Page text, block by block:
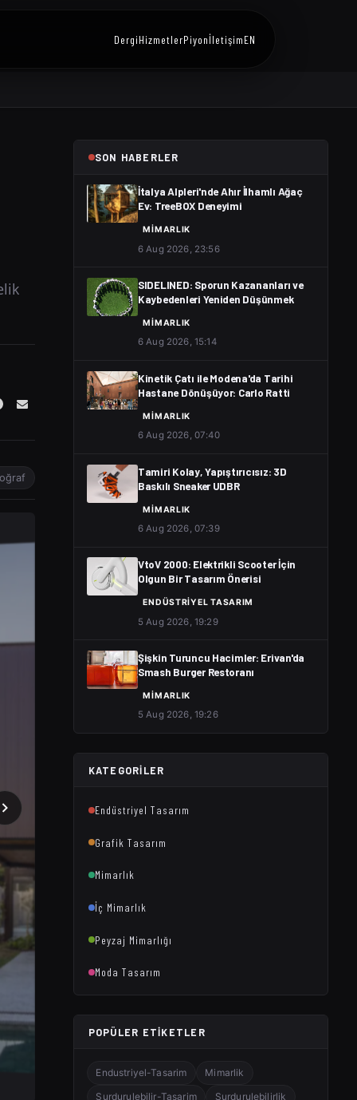
DergiHizmetlerPiyonİletişimEN
SON HABERLER
İtalya Alpleri'nde Ahır İlhamlı Ağaç
Ev: TreeBOX Deneyimi
MIMARLIK
6 Aug 2026, 23:56
SIDELINED: Sporun Kazananları ve
Kaybedenleri Yeniden Düşünmek
MIMARLIK
6 Aug 2026, 15:14
Kinetik Çatı ile Modena'da Tarihi
Hastane Dönüşüyor: Carlo Ratti
MIMARLIK
6 Aug 2026, 07:40
Tamiri Kolay, Yapıştırıcısız: 3D
Baskılı Sneaker UDBR
MIMARLIK
6 Aug 2026, 07:39
VtoV 2000: Elektrikli Scooter İçin
Olgun Bir Tasarım Önerisi
ENDÜSTRIYEL TASARIM
5 Aug 2026, 19:29
Şişkin Turuncu Hacimler: Erivan'da
Smash Burger Restoranı
MIMARLIK
5 Aug 2026, 19:26
KATEGORILER
Endüstriyel Tasarım
Grafik Tasarım
Mimarlık
İç Mimarlık
Peyzaj Mimarlığı
Moda Tasarım
POPÜLER ETIKETLER
Endustriyel-Tasarim
Mimarlik
Surdurulebilir-Tasarim
Surdurulebilirlik